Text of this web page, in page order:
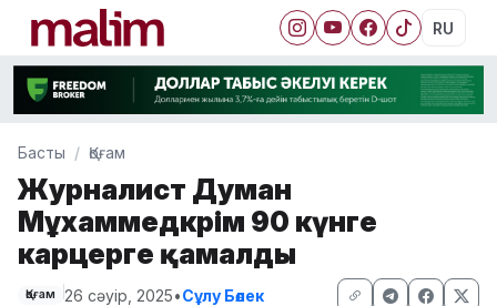
RU
Басты Қоғам
Журналист Думан
Мұхаммедкәрім 90 күнге
карцерге қамалды
Қоғам 26 сәуір, 2025•Сұлу Бөлек